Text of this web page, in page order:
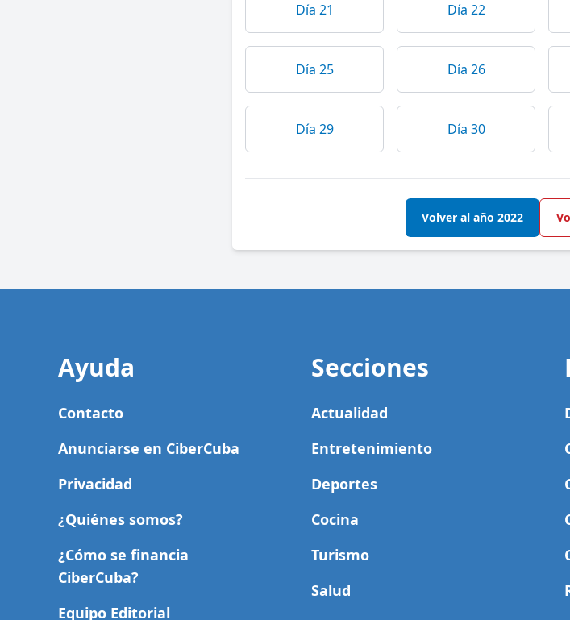
Día 21 Día 22
Día 25 Día 26
Día 29 Día 30
Volver al año 2022
Ayuda
Contacto
Anunciarse en CiberCuba
Privacidad
¿Quiénes somos?
¿Cómo se financia
CiberCuba?
Equipo Editorial
Secciones
Actualidad
Entretenimiento
Deportes
Cocina
Turismo
Salud